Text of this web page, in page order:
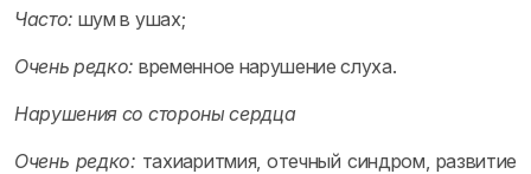
Часто: шум в ушах;
Очень редко: временное нарушение слуха.
Нарушения со стороны сердца
Очень редко: тахиаритмия, отечный синдром, развитие